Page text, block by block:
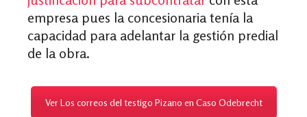
empresa pues la concesionaria tenía la
capacidad para adelantar la gestión predial
de la obra.
Ver Los correos del testigo Pizano en Caso Odebrecht